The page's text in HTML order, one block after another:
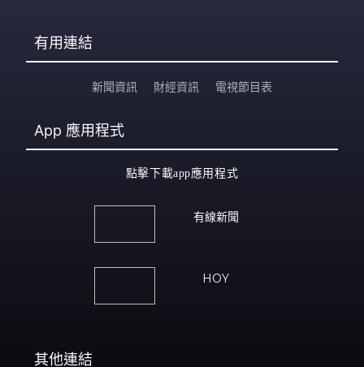
有用連結
新聞資訊 財經資訊 電視節目表
App 應用程式
點擊下載app應用程式
有線新聞
HOY
其他連結